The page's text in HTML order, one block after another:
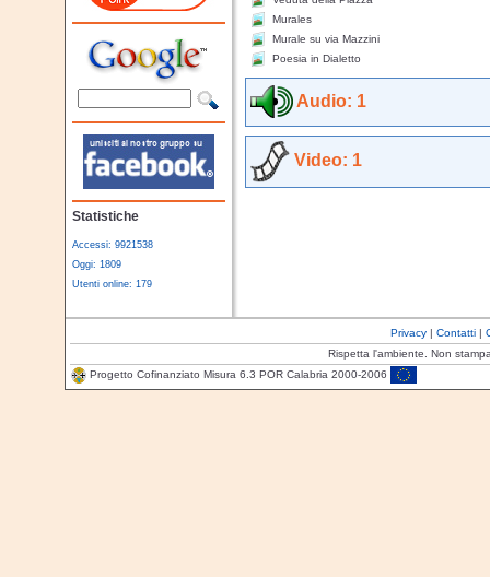
Statistiche
Accessi: 9921538
Oggi: 1809
Utenti online: 179
Murales
Murale su via Mazzini
Poesia in Dialetto
Audio: 1
Video: 1
Privacy| Contatti|
Rispetta l'ambiente. Non
Progetto Cofinanziato Misura 6.3 POR Calabria 2000-2006